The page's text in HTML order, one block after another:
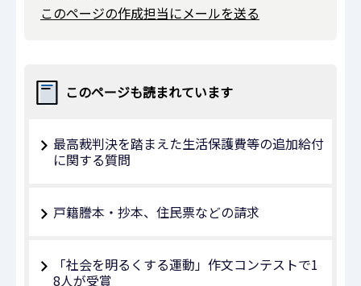
このページの作成担当にメールを送る
このページも読まれています
最高裁判決を踏まえた生活保護費等の追加給付
に関する質問
戸籍謄本・抄本、住民票などの請求
「社会を明るくする運動」作文コンテストで1
8人が受賞